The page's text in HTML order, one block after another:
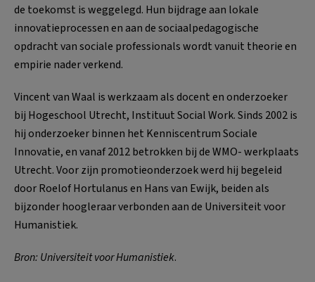
de toekomst is weggelegd. Hun bijdrage aan lokale
innovatieprocessen en aan de sociaalpedagogische
opdracht van sociale professionals wordt vanuit theorie en
empirie nader verkend.
Vincent van Waal is werkzaam als docent en onderzoeker
bij Hogeschool Utrecht, Instituut Social Work. Sinds 2002 is
hij onderzoeker binnen het Kenniscentrum Sociale
Innovatie, en vanaf 2012 betrokken bij de WMO- werkplaats
Utrecht. Voor zijn promotieonderzoek werd hij begeleid
door Roelof Hortulanus en Hans van Ewijk, beiden als
bijzonder hoogleraar verbonden aan de Universiteit voor
Humanistiek.
Bron: Universiteit voor Humanistiek.